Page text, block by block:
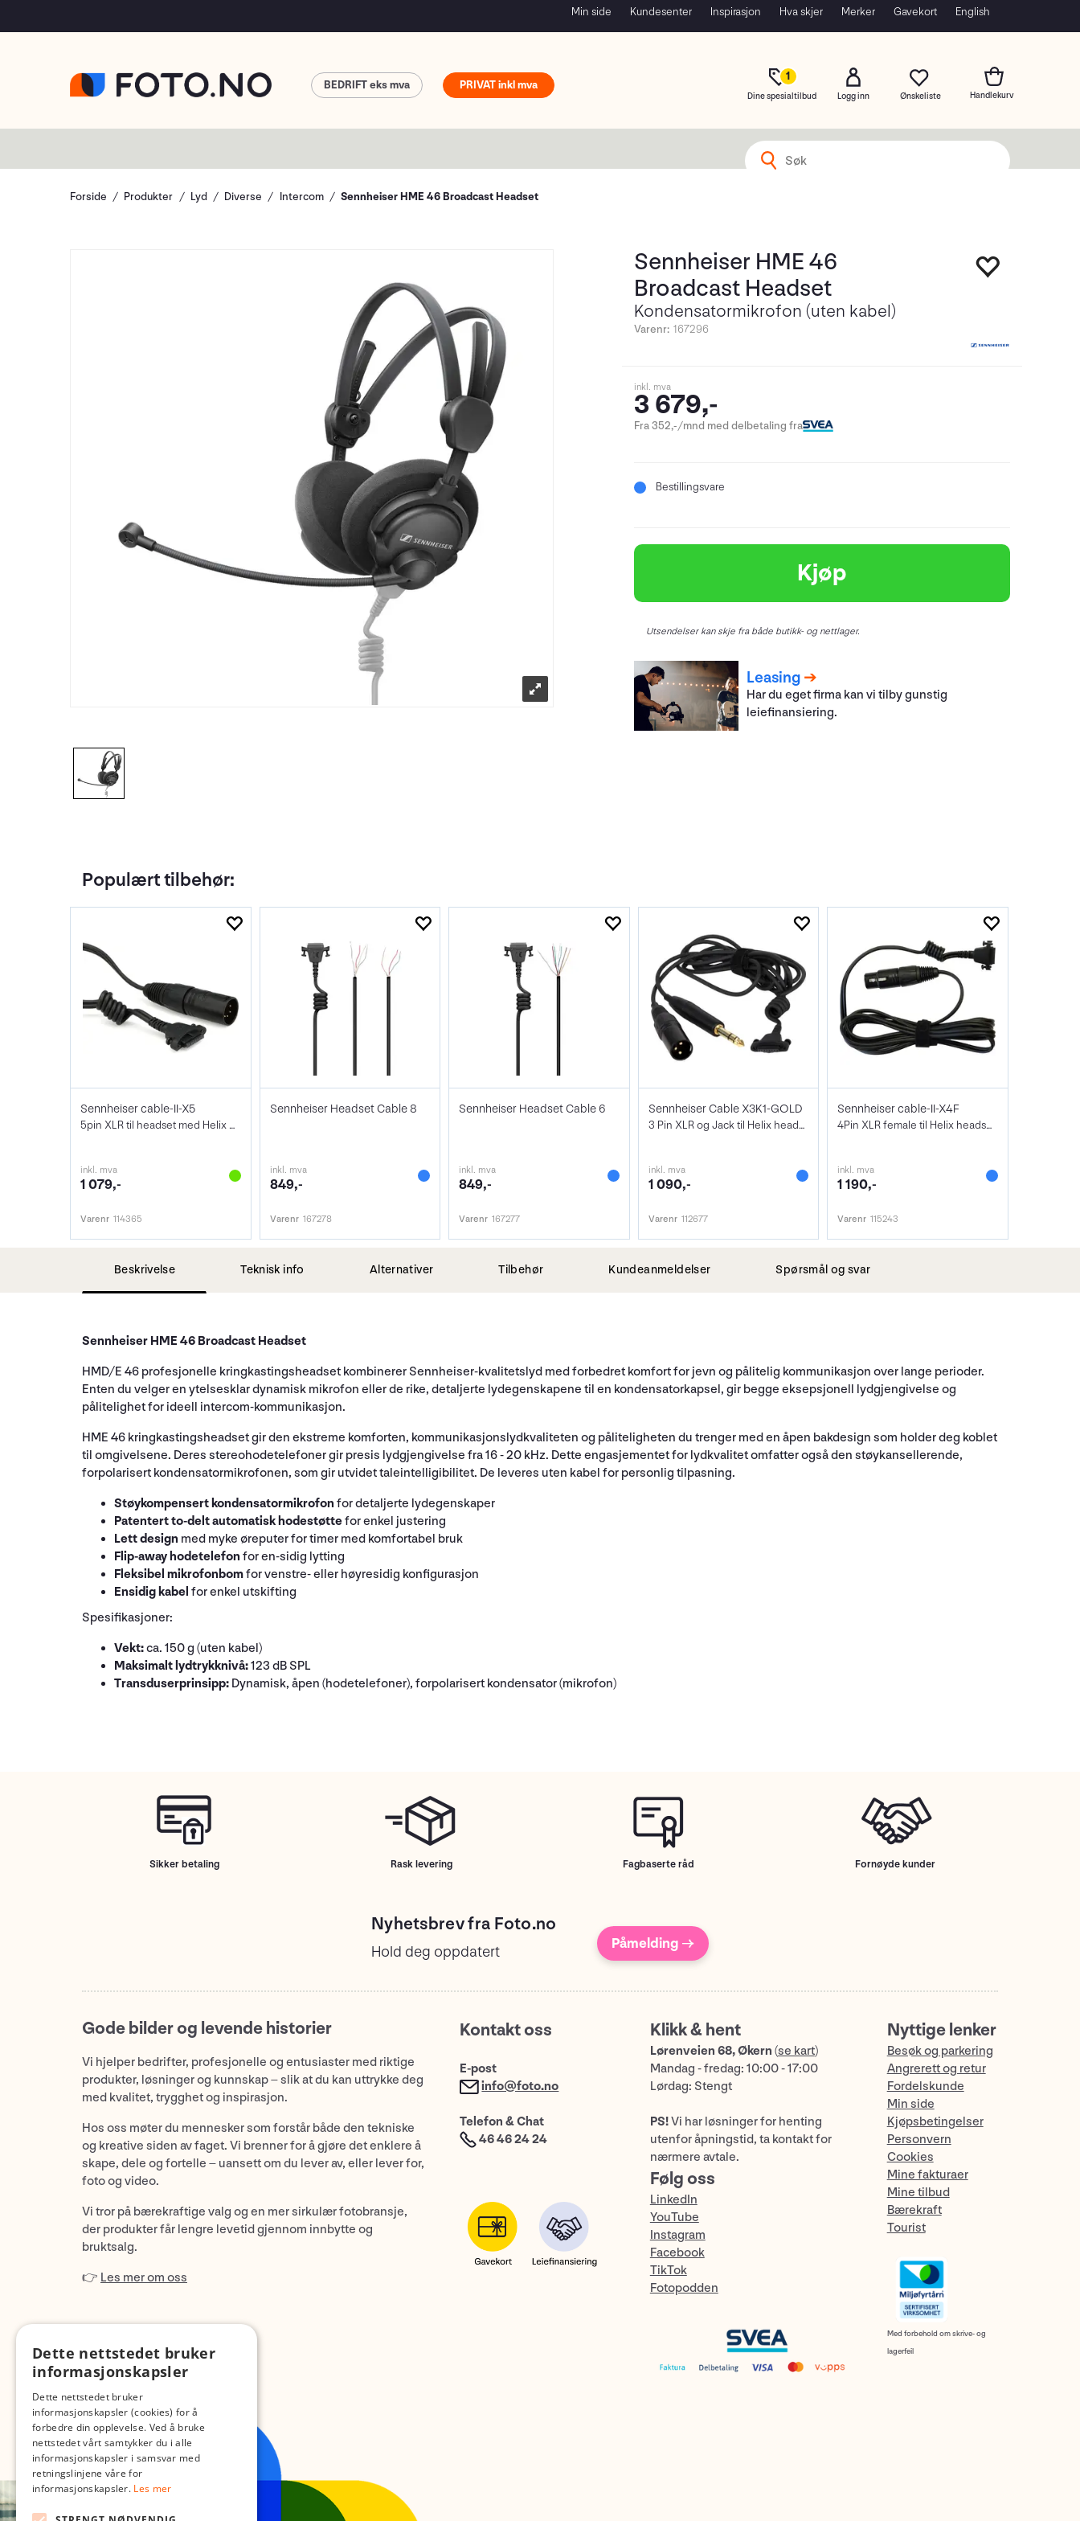
Min side Kundesenter Inspirasjon Hva skjer Merker Gavekort English
1
Dine spesialtilbud Logg inn
PRIVAT
BEDRIFT
Forside Produkter Lyd Diverse Intercom Sennheiser HME 46 Broadcast Headset
Sennheiser HME 46
Broadcast Headset
Kondensatormikrofon (uten kabel)
Varenr: 167296
inkl. mva
3 679,-
Fra 352,-/mnd med delbetaling fra
Bestillingsvare
Kjøp
Utsendelser kan skje fra både butikk- og nettlager.
Leasing
Har du eget firma kan vi tilby gunstig
leiefinansiering.
Populært tilbehør:
Sennheiser cable-II-X5
5pin XLR til headset med Helix kontakt
inkl. mva
1 079,-
Varenr 114365
Sennheiser Headset Cable 8
inkl. mva
849,-
Varenr 167278
Sennheiser Headset Cable 6
inkl. mva
849,-
Varenr 167277
Sennheiser Cable X3K1-GOLD
3 Pin XLR og Jack til Helix headsett
inkl. mva
1 090,-
Varenr 112677
Sennheiser cable-II-X4F
4Pin XLR female til Helix headsett
inkl. mva
1 190,-
Varenr 115243
Beskrivelse Teknisk info Alternativer Tilbehør Kundeanmeldelser Spørsmål og svar
Sennheiser HME 46 Broadcast Headset
HMD/E 46 profesjonelle kringkastingsheadset kombinerer Sennheiser-kvalitetslyd med forbedret komfort for jevn og pålitelig kommunikasjon over lange perioder.
Enten du velger en ytelsesklar dynamisk mikrofon eller de rike, detaljerte lydegenskapene til en kondensatorkapsel, gir begge eksepsjonell lydgjengivelse og
pålitelighet for ideell intercom-kommunikasjon.
HME 46 kringkastingsheadset gir den ekstreme komforten, kommunikasjonslydkvaliteten og påliteligheten du trenger med en åpen bakdesign som holder deg koblet
til omgivelsene. Deres stereohodetelefoner gir presis lydgjengivelse fra 16 - 20 kHz. Dette engasjementet for lydkvalitet omfatter også den støykansellerende,
forpolarisert kondensatormikrofonen, som gir utvidet taleintelligibilitet. De leveres uten kabel for personlig tilpasning.
Støykompensert kondensatormikrofon for detaljerte lydegenskaper
Patentert to-delt automatisk hodestøttefor enkel justering
Lett design med myke øreputer for timer med komfortabel bruk
Flip-away hodetelefon for en-sidig lytting
Fleksibel mikrofonbomfor venstre- eller høyresidig konfigurasjon
Ensidig kabel for enkel utskifting
Spesifikasjoner:
Vekt:ca. 150 g (uten kabel)
Maksimalt lydtrykknivå:123 dB SPL
Transduserprinsipp: Dynamisk, åpen (hodetelefoner), forpolarisert kondensator (mikrofon)
Sikker betaling Rask levering Fagbaserte råd Fornøyde kunder
Nyhetsbrev fra Foto.no
Hold deg oppdatert Påmelding →
Gode bilder og levende historier
Vi hjelper bedrifter, profesjonelle og entusiaster med riktige
produkter, løsninger og kunnskap – slik at du kan uttrykke deg
med kvalitet, trygghet og inspirasjon.
Hos oss møter du mennesker som forstår både den tekniske
og kreative siden av faget. Vi brenner for å gjøre det enklere å
skape, dele og fortelle – uansett om du lever av, eller lever for,
foto og video.
Vi tror på bærekraftige valg og en mer sirkulær fotobransje,
der produkter får lengre levetid gjennom innbytte og
bruktsalg.
👉 Les mer om oss
Kontakt oss
E-post
info@foto.no
Telefon & Chat
46 46 24 24
Klikk & hent
Lørenveien 68, Økern (se kart)
Mandag - fredag: 10:00 - 17:00
Lørdag: Stengt
PS!Vi har løsninger for henting
utenfor åpningstid, ta kontakt for
nærmere avtale.
Følg oss
LinkedIn
YouTube
Instagram
Facebook
TikTok
Fotopodden
Nyttige lenker
Besøk og parkering
Angrerett og retur
Fordelskunde
Min side
Kjøpsbetingelser
Personvern
Cookies
Mine fakturaer
Mine tilbud
Bærekraft
Tourist
Med forbehold om skrive- og
lagerfeil
Dette nettstedet bruker
informasjonskapsler
Dette nettstedet bruker
informasjonskapsler (cookies) for å
forbedre din opplevelse. Ved å bruke
nettstedet vårt samtykker du i alle
informasjonskapsler i samsvar med
retningslinjene våre for
informasjonskapsler. Les mer